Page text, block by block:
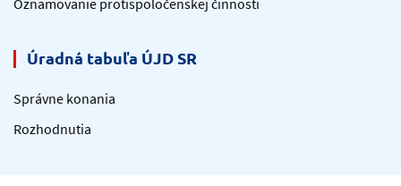
Oznamovanie protispoločenskej činnosti
Úradná tabuľa ÚJD SR
Správne konania
Rozhodnutia